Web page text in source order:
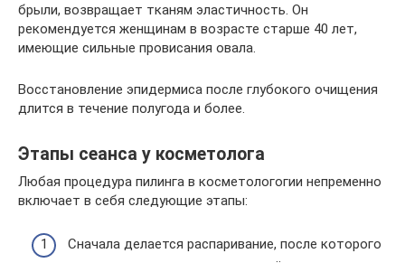
брыли, возвращает тканям эластичность. Он
рекомендуется женщинам в возрасте старше 40 лет,
имеющие сильные провисания овала.
Восстановление эпидермиса после глубокого очищения
длится в течение полугода и более.
Этапы сеанса у косметолога
Любая процедура пилинга в косметологогии непременно
включает в себя следующие этапы:
Сначала делается распаривание, после которого